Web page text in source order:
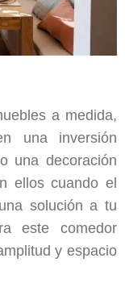
a medida,
una inversión
una decoración
ellos cuando el
solución a tu
este comedor
y espacio